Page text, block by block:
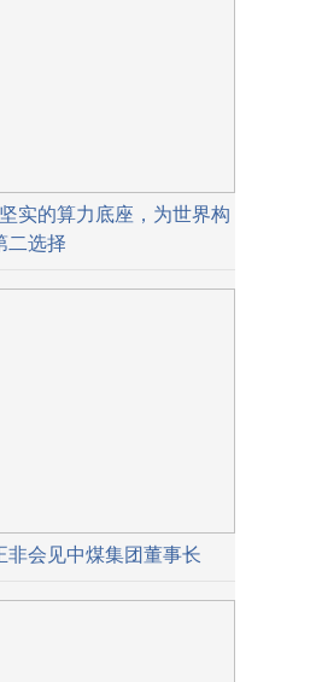
实的算力底座，为世界构
二选择
会见中煤集团董事长